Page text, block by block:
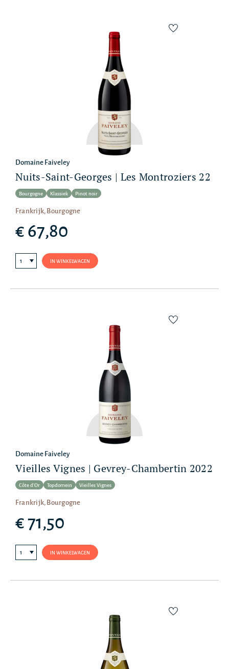
Domaine Faiveley
Nuits-Saint-Georges | Les Montroziers 22
Bourgogne Klassiek Pinot noir
Frankrijk, Bourgogne
€ 67,80
IN WINKELWAGEN
Domaine Faiveley
Vieilles Vignes | Gevrey-Chambertin 2022
Côte d'Or Topdomein Vieilles Vignes
Frankrijk, Bourgogne
€ 71,50
IN WINKELWAGEN